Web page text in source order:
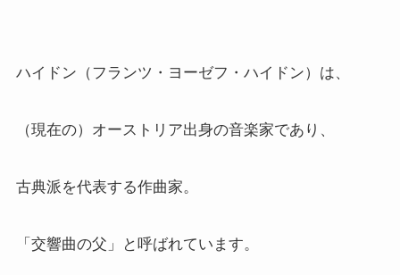
ハイドン（フランツ・ヨーゼフ・ハイドン）は、
（現在の）オーストリア出身の音楽家であり、
古典派を代表する作曲家。
「交響曲の父」と呼ばれています。